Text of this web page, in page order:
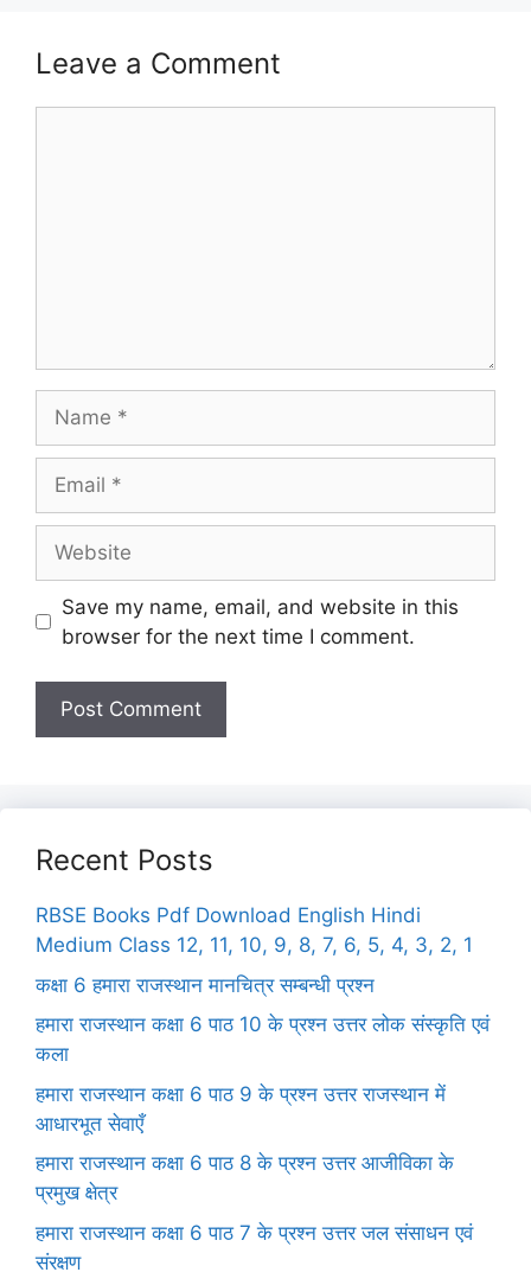
Leave a Comment
Save my name, email, and website in this
browser for the next time I comment.
Recent Posts
RBSE Books Pdf Download English Hindi
Medium Class 12, 11, 10, 9, 8, 7, 6, 5, 4, 3, 2, 1
कक्षा 6 हमारा राजस्थान मानचित्र सम्बन्धी प्रश्न
हमारा राजस्थान कक्षा 6 पाठ 10 के प्रश्न उत्तर लोक संस्कृति एवं
कला
हमारा राजस्थान कक्षा 6 पाठ 9 के प्रश्न उत्तर राजस्थान में
आधारभूत सेवाएँ
हमारा राजस्थान कक्षा 6 पाठ 8 के प्रश्न उत्तर आजीविका के
प्रमुख क्षेत्र
हमारा राजस्थान कक्षा 6 पाठ 7 के प्रश्न उत्तर जल संसाधन एवं
संरक्षण